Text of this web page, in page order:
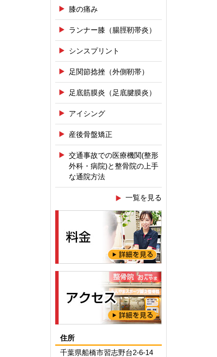
膝の痛み
ランナー膝（腸脛靭帯炎）
シンスプリント
足関節捻挫（外側靭帯）
足底筋膜炎（足底腱膜炎）
アイシング
産後骨盤矯正
交通事故での医療機関(整形
外科・病院)と整骨院の上手
な通院方法
一覧を見る
住所
千葉県船橋市習志野台2-6-14